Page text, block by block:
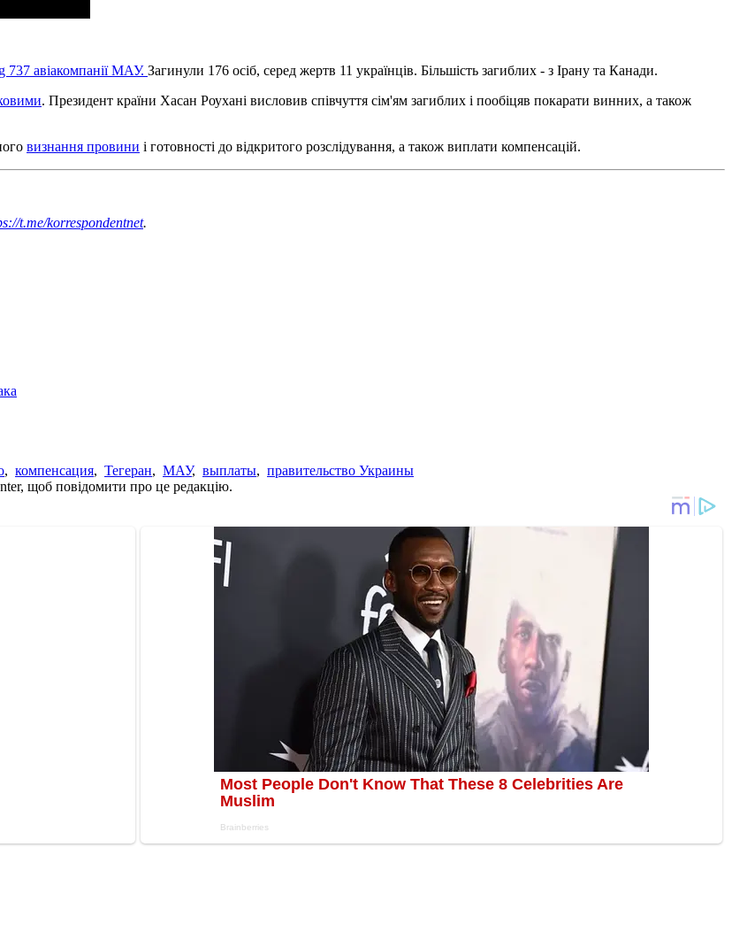
737 авіакомпанії МАУ. Загинули 176 осіб, серед жертв 11 українців. Більшість загиблих - з Ірану та Канади.
. Президент країни Хасан Роухані висловив співчуття сім'ям загиблих і пообіцяв покарати винних, а також
визнання провини і готовності до відкритого розслідування, а також виплати компенсацій.
t.me/korrespondentnet.
, компенсация, Тегеран, МАУ, выплаты, правительство Украины
щоб повідомити про це редакцію.